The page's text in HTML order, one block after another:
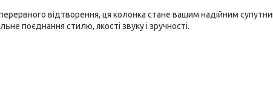
відтворення, ця колонка стане вашим надійним
поєднання стилю, якості звуку і зручності.